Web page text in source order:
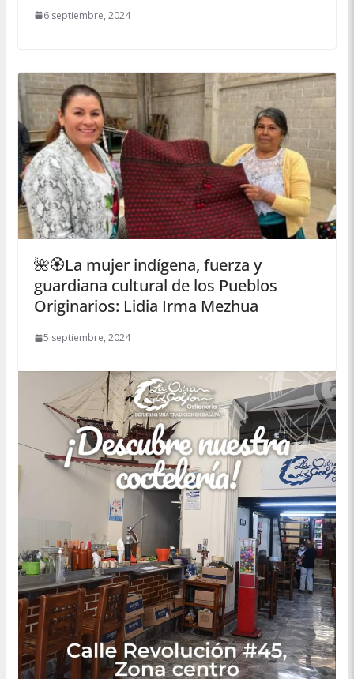
6 septiembre, 2024
🌺🏵La mujer indígena, fuerza y
guardiana cultural de los Pueblos
Originarios: Lidia Irma Mezhua
5 septiembre, 2024